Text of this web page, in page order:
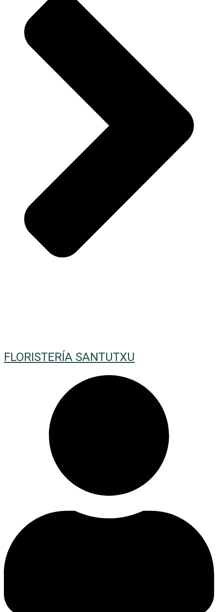
FLORISTERÍA SANTUTXU